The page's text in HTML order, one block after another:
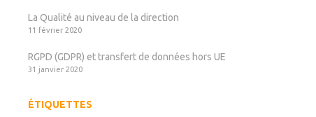
La Qualité au niveau de la direction
11 février 2020
RGPD (GDPR) et transfert de données hors UE
31 janvier 2020
ÉTIQUETTES